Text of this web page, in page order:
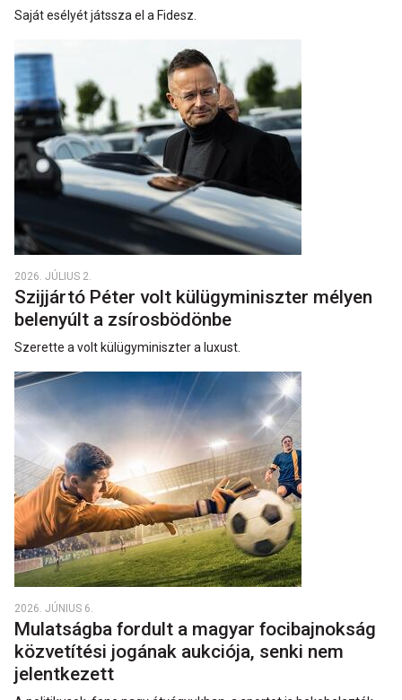
Saját esélyét játssza el a Fidesz.
2026. JÚLIUS 2.
Szijjártó Péter volt külügyminiszter mélyen
belenyúlt a zsírosbödönbe
Szerette a volt külügyminiszter a luxust.
2026. JÚNIUS 6.
Mulatságba fordult a magyar focibajnokság
közvetítési jogának aukciója, senki nem
jelentkezett